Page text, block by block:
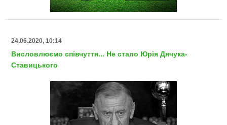
24.06.2020, 10:14
Висловлюємо співчуття... Не стало Юрія Дячука-
Ставицького